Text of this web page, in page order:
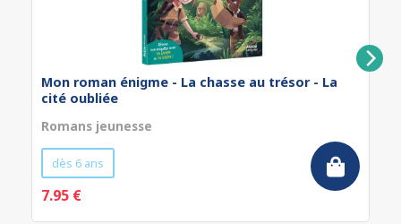
Mon roman énigme - La chasse au trésor - La
cité oubliée
Romans jeunesse
dès 6 ans
7.95 €